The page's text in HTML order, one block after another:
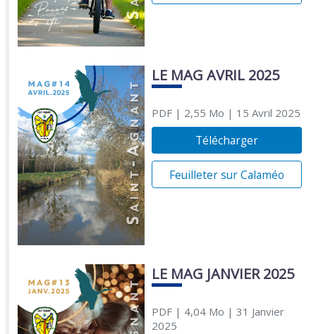
LE MAG AVRIL 2025
PDF| 2,55 Mo | 15 Avril 2025
Télécharger
Feuilleter sur Calaméo
LE MAG JANVIER 2025
PDF| 4,04 Mo | 31 Janvier
2025